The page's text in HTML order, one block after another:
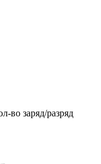
во заряд/разряд